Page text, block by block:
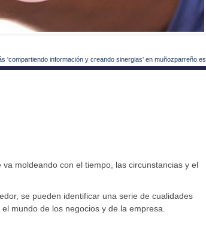
'compartiendo información y creando sinergias' en muñozparreño.es
moldeando con el tiempo, las circunstancias y el
se pueden identificar una serie de cualidades
mundo de los negocios y de la empresa.